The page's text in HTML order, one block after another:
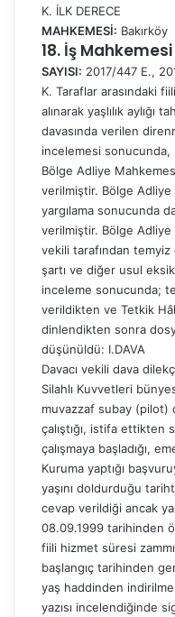
K. İLK DERECE
MAHKEMESİ: Bakırköy
18. İş Mahkemesi
SAYISI: 2017/447 E.,
K. Taraflar arasındaki
alınarak yaşlılık
davasında verilen
incelemesi sonucunda,
Bölge Adliye
verilmiştir. Bölge Adliye
yargılama sonucunda
verilmiştir. Bölge Adliye
vekili tarafından
şartı ve diğer usul
inceleme sonucunda;
verildikten ve Tetkik
dinlendikten sonra
düşünüldü: I.DAVA
Davacı vekili dava
Silahlı Kuvvetleri
muvazzaf subay (pilot)
çalıştığı, istifa
çalışmaya başladığı,
Kuruma yaptığı
yaşını doldurduğu
cevap verildiği ancak
08.09.1999 tarihinden
fiili hizmet süresi
başlangıç tarihinden
yaş haddinden
yazısı incelendiğinde